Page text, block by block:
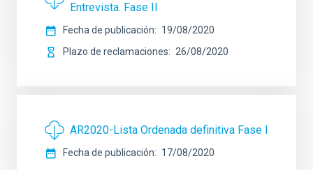
Entrevista. Fase II
Fecha de publicación
19/08/2020
Plazo de reclamaciones
26/08/2020
AR2020-Lista Ordenada definitiva Fase I
Fecha de publicación 17/08/2020